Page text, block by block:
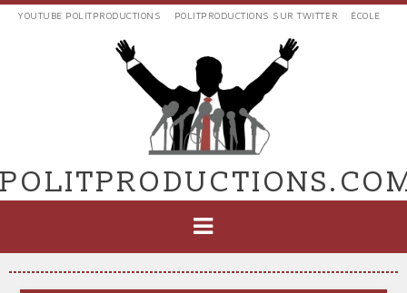
Aller
EXTERNES
POLIT'PRODUCTIONS
YOUTUBE POLITPRODUCTIONS POLITPRODUCTIONS SUR TWITTER ÉCOLE
PRINCIPALE